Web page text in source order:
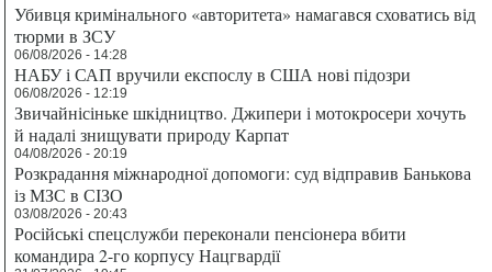
Убивця кримінального «авторитета» намагався сховатись від
тюрми в ЗСУ
06/08/2026 - 14:28
НАБУ і САП вручили експослу в США нові підозри
06/08/2026 - 12:19
Звичайнісіньке шкідництво. Джипери і мотокросери хочуть
й надалі знищувати природу Карпат
04/08/2026 - 20:19
Розкрадання міжнародної допомоги: суд відправив Банькова
із МЗС в СІЗО
03/08/2026 - 20:43
Російські спецслужби переконали пенсіонера вбити
командира 2-го корпусу Нацгвардії